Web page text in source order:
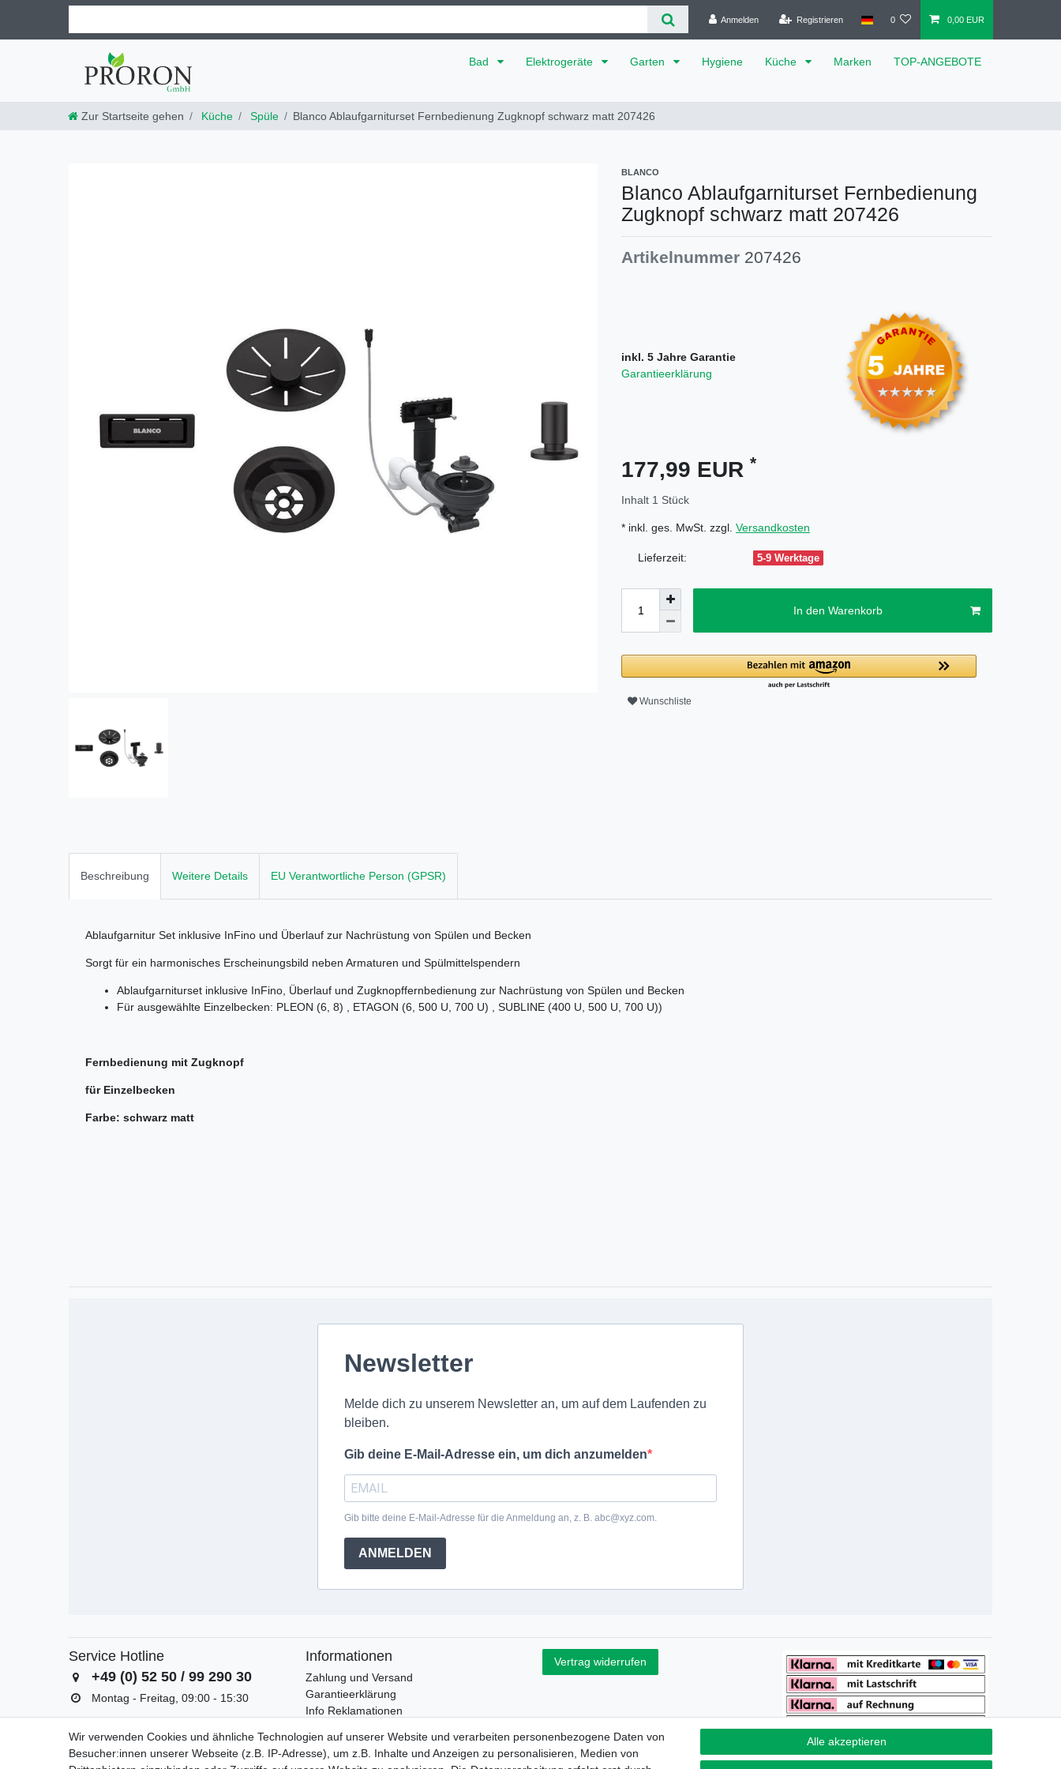
Anmelden Registrieren 0 0,00 EUR
Bad Elektrogeräte Garten Hygiene Küche Marken TOP-ANGEBOTE
Zur Startseite gehen Küche Spüle Blanco Ablaufgarniturset Fernbedienung Zugknopf schwarz matt 207426
BLANCO
Blanco Ablaufgarniturset Fernbedienung
Zugknopf schwarz matt 207426
Artikelnummer 207426
inkl. 5 Jahre Garantie
Garantieerklärung
177,99 EUR *
Inhalt 1 Stück
* inkl. ges. MwSt. zzgl. Versandkosten
Lieferzeit: 5-9 Werktage
In den Warenkorb
Wunschliste
Beschreibung Weitere Details EU Verantwortliche Person (GPSR)
Ablaufgarnitur Set inklusive InFino und Überlauf zur Nachrüstung von Spülen und Becken
Sorgt für ein harmonisches Erscheinungsbild neben Armaturen und Spülmittelspendern
Ablaufgarniturset inklusive InFino, Überlauf und Zugknopffernbedienung zur Nachrüstung von Spülen und Becken
Für ausgewählte Einzelbecken: PLEON (6, 8) , ETAGON (6, 500 U, 700 U) , SUBLINE (400 U, 500 U, 700 U))
Fernbedienung mit Zugknopf
für Einzelbecken
Farbe: schwarz matt
Newsletter
Melde dich zu unserem Newsletter an, um auf dem Laufenden zu
bleiben.
Gib deine E-Mail-Adresse ein, um dich anzumelden
Gib bitte deine E-Mail-Adresse für die Anmeldung an, z. B. abc@xyz.com.
ANMELDEN
Service Hotline
+49 (0) 52 50 / 99 290 30
Montag - Freitag, 09:00 - 15:30
Informationen
Zahlung und Versand
Garantieerklärung
Info Reklamationen
Vertrag widerrufen
Wir verwenden Cookies und ähnliche Technologien auf unserer Website und verarbeiten personenbezogene Daten von
Besucher:innen unserer Webseite (z.B. IP-Adresse), um z.B. Inhalte und Anzeigen zu personalisieren, Medien von
Alle akzeptieren